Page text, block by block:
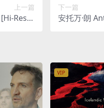
上一篇
Res Fl
下一篇
安托万·朗
VIP